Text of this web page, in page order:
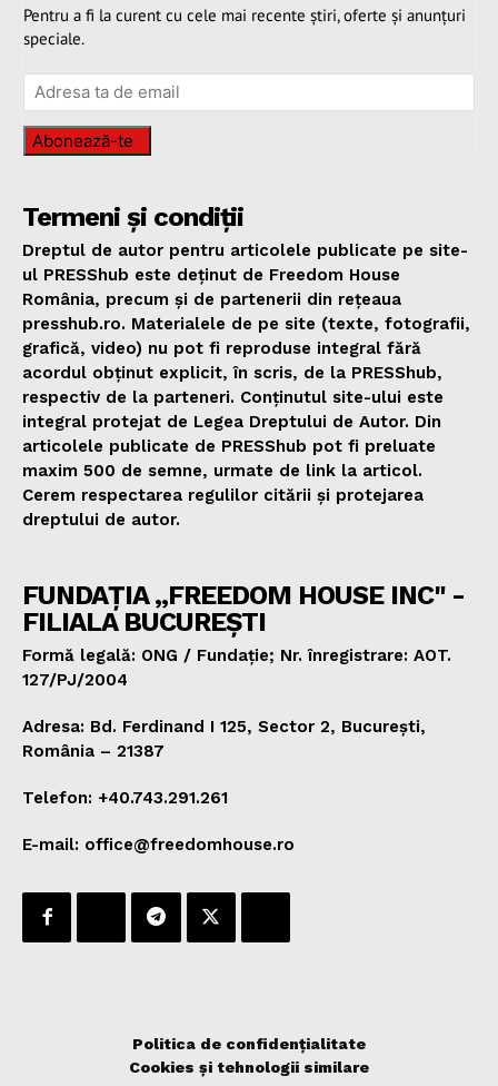
Pentru a fi la curent cu cele mai recente știri, oferte și anunțuri
speciale.
Abonează-te
Termeni și condiții
Dreptul de autor pentru articolele publicate pe site-
ul PRESShub este deținut de Freedom House
România, precum și de partenerii din rețeaua
presshub.ro. Materialele de pe site (texte, fotografii,
grafică, video) nu pot fi reproduse integral fără
acordul obținut explicit, în scris, de la PRESShub,
respectiv de la parteneri. Conținutul site-ului este
integral protejat de Legea Dreptului de Autor. Din
articolele publicate de PRESShub pot fi preluate
maxim 500 de semne, urmate de link la articol.
Cerem respectarea regulilor citării și protejarea
dreptului de autor.
FUNDAȚIA „FREEDOM HOUSE INC" -
FILIALA BUCUREȘTI
Formă legală: ONG / Fundație; Nr. înregistrare: AOT.
127/PJ/2004
Adresa: Bd. Ferdinand I 125, Sector 2, București,
România – 21387
Telefon: +40.743.291.261
E-mail: office@freedomhouse.ro
Politica de confidențialitate
Cookies și tehnologii similare